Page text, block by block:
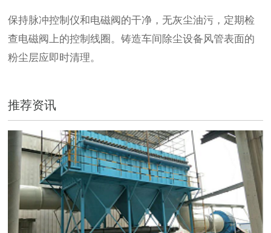
保持脉冲控制仪和电磁阀的干净，无灰尘油污，定期检
查电磁阀上的控制线圈。铸造车间除尘设备风管表面的
粉尘层应即时清理。
推荐资讯